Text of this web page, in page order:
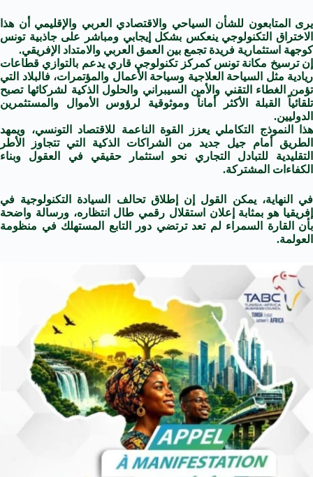
يرى المتابعون للشأن السياحي والاقتصادي العربي والإقليمي أن هذا
الاختراق التكنولوجي ينعكس بشكل إيجابي ومباشر على جاذبية تونس
كوجهة استثمارية فريدة تجمع بين العمق العربي والامتداد الإفريقي.
إن ترسيخ مكانة تونس كمركز تكنولوجي قاري يدعم بالتوازي قطاعات
ريادية مثل السياحة العلاجية وسياحة الأعمال والمؤتمرات، فالبلاد التي
تؤمن الغطاء التقني والأمن السيبراني والحلول الذكية لشركائها تصبح
تلقائياً القبلة الأكثر أماناً وموثوقية لرؤوس الأموال والمستثمرين
الدوليين.
هذا النموذج التكاملي يعزز القوة الناعمة للاقتصاد التونسي، ويمهد
الطريق أمام جيل جديد من الشراكات الذكية التي تتجاوز الأطر
التقليدية للتبادل التجاري نحو استثمار حقيقي في العقول وبناء
الكفاءات المشتركة.
في النهاية، يمكن القول إن إطلاق تحالف السيادة التكنولوجية في
إفريقيا هو بمثابة إعلان استقلال رقمي طال انتظاره، ورسالة واضحة
بأن القارة السمراء لم تعد ترتضي دور التابع المستهلك في منظومة
العولمة.